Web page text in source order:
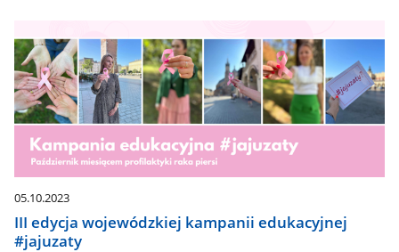
05.10.2023
III edycja wojewódzkiej kampanii edukacyjnej
#jajuzaty